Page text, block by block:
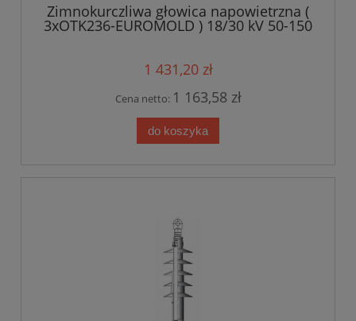
Zimnokurczliwa głowica napowietrzna (
3xOTK236-EUROMOLD ) 18/30 kV 50-150
1 431,20 zł
Cena netto: 1 163,58 zł
do koszyka